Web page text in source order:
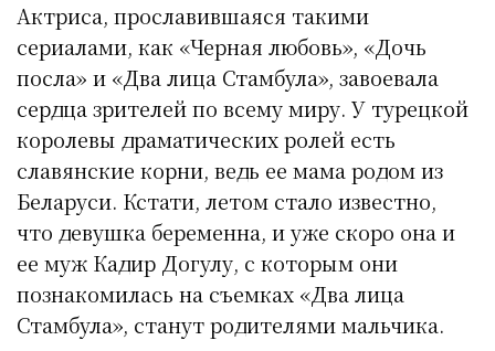
Актриса, прославившаяся такими
сериалами, как «Черная любовь», «Дочь
посла» и «Два лица Стамбула», завоевала
сердца зрителей по всему миру. У турецкой
королевы драматических ролей есть
славянские корни, ведь ее мама родом из
Беларуси. Кстати, летом стало известно,
что девушка беременна, и уже скоро она и
ее муж Кадир Догулу, с которым они
познакомилась на съемках «Два лица
Стамбула», станут родителями мальчика.